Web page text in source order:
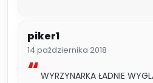
piker1
14 października 2018
WYRZYNARKA ŁADNIE